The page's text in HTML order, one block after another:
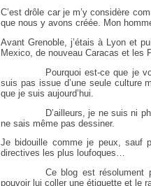
C’est drôle car je m’y considère
que nous y avons créée. Mon
Avant Grenoble, j’étais à Lyon et
Mexico, de nouveau Caracas et les
Pourquoi est-ce que je
suis pas issue d’une seule culture
que je suis aujourd’hui.
D’ailleurs, je ne suis ni
ne sais même pas dessiner.
Je bidouille comme je peux, sauf
directives les plus loufoques…
Ce blog est résolument
pouvoir lui coller une étiquette et le